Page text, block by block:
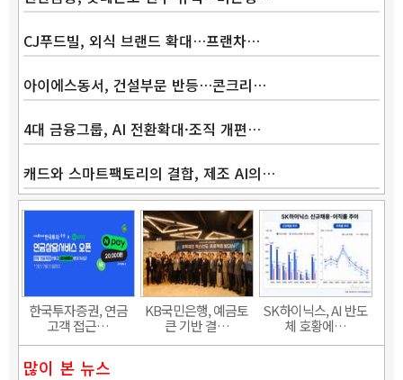
Band
CJ푸드빌, 외식 브랜드 확대…프랜차…
아이에스동서, 건설부문 반등…콘크리…
4대 금융그룹, AI 전환확대·조직 개편…
캐드와 스마트팩토리의 결합, 제조 AI의…
한국투자증권, 연금
고객 접근…
KB국민은행, 예금토
큰 기반 결…
SK하이닉스, AI 반도
체 호황에…
많이 본 뉴스